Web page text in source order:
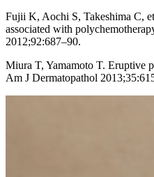
Fujii K, Aochi S, Takeshima C,
associated with
2012;92:687–90.
Miura T, Yamamoto T. Eruptive
Am J Dermatopathol